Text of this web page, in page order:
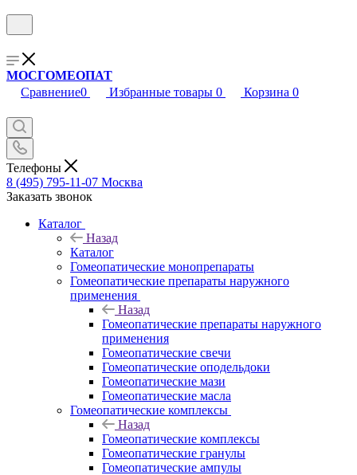
МОСГОМЕОПАТ
Сравнение0 Избранные товары 0 Корзина 0
Телефоны
8 (495) 795-11-07 Москва
Заказать звонок
Каталог
Назад
Каталог
Гомеопатические монопрепараты
Гомеопатические препараты наружного
применения
Назад
Гомеопатические препараты наружного
применения
Гомеопатические свечи
Гомеопатические оподельдоки
Гомеопатические мази
Гомеопатические масла
Гомеопатические комплексы
Назад
Гомеопатические комплексы
Гомеопатические гранулы
Гомеопатические ампулы